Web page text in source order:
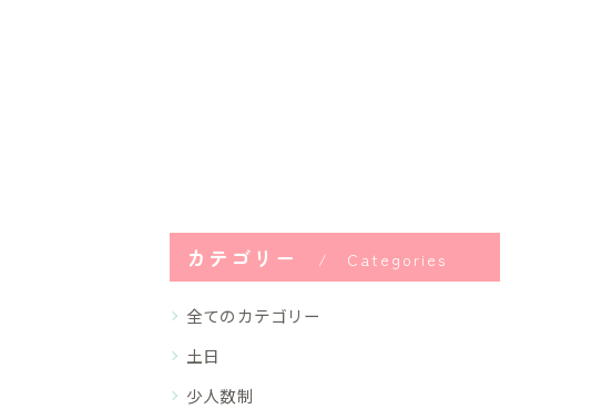
カテゴリー Categories
全てのカテゴリー
土日
少人数制